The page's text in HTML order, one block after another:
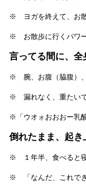
※ ヨガを終えて、お散
※ お散歩に行くパワ
言ってる間に、全
※ 腕、お腹（脇腹）
※ 漏れなく、重たいで
※「ウオォおおおー乳
倒れたまま、起き
※ １年半、食べると寝
※ 「なんだ、これでき